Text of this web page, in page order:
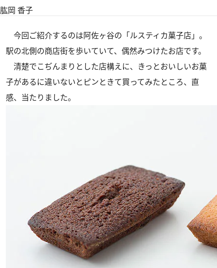
肱岡 香子
今回ご紹介するのは阿佐ヶ谷の「ルスティカ菓子店」。
駅の北側の商店街を歩いていて、偶然みつけたお店です。
清楚でこぢんまりとした店構えに、きっとおいしいお菓
子があるに違いないとピンときて買ってみたところ、直
感、当たりました。